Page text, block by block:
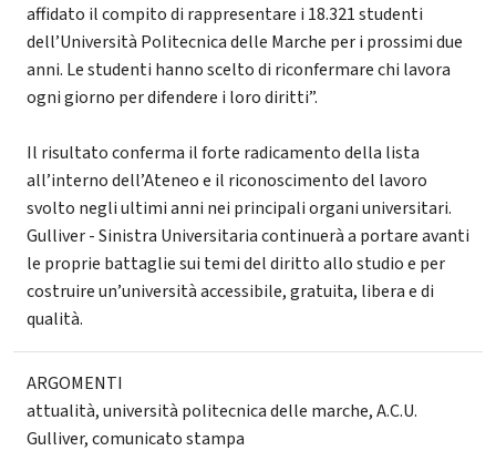
affidato il compito di rappresentare i 18.321 studenti
dell’Università Politecnica delle Marche per i prossimi due
anni. Le studenti hanno scelto di riconfermare chi lavora
ogni giorno per difendere i loro diritti”.
Il risultato conferma il forte radicamento della lista
all’interno dell’Ateneo e il riconoscimento del lavoro
svolto negli ultimi anni nei principali organi universitari.
Gulliver - Sinistra Universitaria continuerà a portare avanti
le proprie battaglie sui temi del diritto allo studio e per
costruire un’università accessibile, gratuita, libera e di
qualità.
ARGOMENTI
attualità,università politecnica delle marche,A.C.U.
Gulliver,comunicato stampa